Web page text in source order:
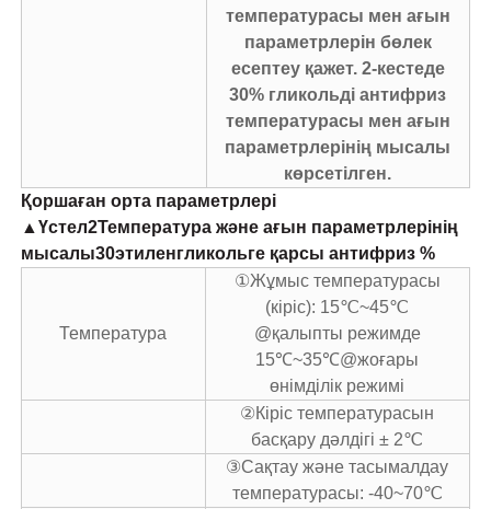
температурасы мен ағын
параметрлерін бөлек
есептеу қажет. 2-кестеде
30% гликольді антифриз
температурасы мен ағын
параметрлерінің мысалы
көрсетілген.
Қоршаған орта параметрлері
▲ Үстел2Температура және ағын параметрлерінің
мысалы30этиленгликольге қарсы антифриз %
Температура
①Жұмыс температурасы
(кіріс): 15℃~45℃
@қалыпты режимде
15℃~35℃@жоғары
өнімділік режимі
②Кіріс температурасын
басқару дәлдігі ± 2℃
③Сақтау және тасымалдау
температурасы: -40~70℃